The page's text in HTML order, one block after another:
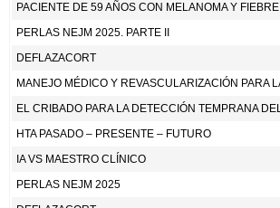
PACIENTE DE 59 AÑOS CON MELANOMA Y FIEBRE
PERLAS NEJM 2025. PARTE II
DEFLAZACORT
HTA PASADO – PRESENTE – FUTURO
IA VS MAESTRO CLÍNICO
PERLAS NEJM 2025